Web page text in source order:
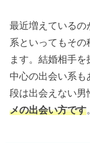
最近増えているの
系といってもそ
ます。結婚相手
中心の出会い系
段は出会えない
メの出会い方です